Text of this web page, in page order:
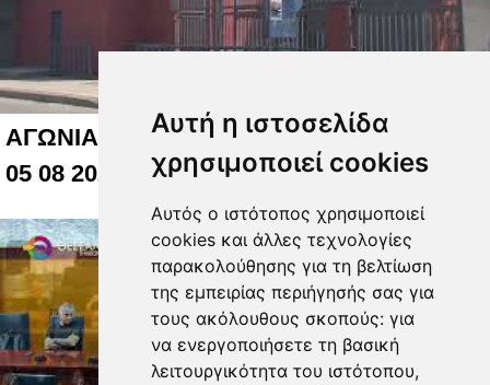
Αυτή η ιστοσελίδα
χρησιμοποιεί cookies
Αυτός ο ιστότοπος χρησιμοποιεί
cookies και άλλες τεχνολογίες
παρακολούθησης για τη βελτίωση
της εμπειρίας περιήγησής σας για
τους ακόλουθους σκοπούς: για
να ενεργοποιήσετε τη βασική
λειτουργικότητα του ιστότοπου,
ΑΓΩΝΙΑ ΓΙΑ ΤΟ ΚΛΕΙΣΤΟ ΤΟΥ ΑΛΚΑΖΑΡ
05 08 2026